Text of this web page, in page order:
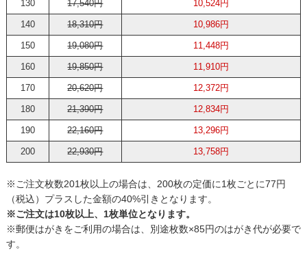
130 17,540円 10,524円
140 18,310円 10,986円
150 19,080円 11,448円
160 19,850円 11,910円
170 20,620円 12,372円
180 21,390円 12,834円
190 22,160円 13,296円
200 22,930円 13,758円
※ご注文枚数201枚以上の場合は、200枚の定価に1枚ごとに77円
（税込）プラスした金額の40%引きとなります。
※ご注文は10枚以上、1枚単位となります。
※郵便はがきをご利用の場合は、別途枚数×85円のはがき代が必要で
す。